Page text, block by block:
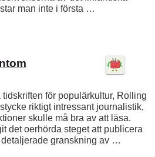
man inte i första …
för populärkultur, Rolling
riktigt intressant journalistik,
skulle må bra av att läsa.
det oerhörda steget att publicera
granskning av …